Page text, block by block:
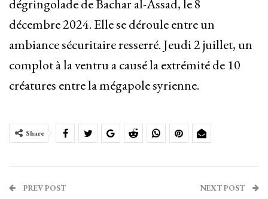
dégringolade de Bachar al-Assad, le 8
décembre 2024. Elle se déroule entre un
ambiance sécuritaire resserré. Jeudi 2 juillet, un
complot à la ventru a causé la extrémité de 10
créatures entre la mégapole syrienne.
Share
PREV POST NEXT POST